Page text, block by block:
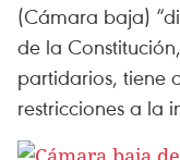
(Cámara baja)
de la
partidarios, tiene
restricciones a la